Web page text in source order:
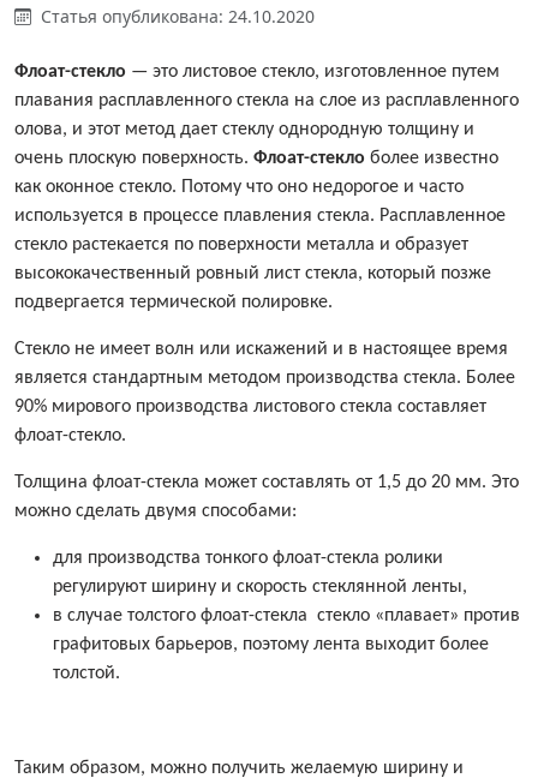
Статья опубликована: 24.10.2020
Флоат-стекло — это листовое стекло, изготовленное путем
плавания расплавленного стекла на слое из расплавленного
олова, и этот метод дает стеклу однородную толщину и
очень плоскую поверхность. Флоат-стекло более известно
как оконное стекло. Потому что оно недорогое и часто
используется в процессе плавления стекла. Расплавленное
стекло растекается по поверхности металла и образует
высококачественный ровный лист стекла, который позже
подвергается термической полировке.
Стекло не имеет волн или искажений и в настоящее время
является стандартным методом производства стекла. Более
90% мирового производства листового стекла составляет
флоат-стекло.
Толщина флоат-стекла может составлять от 1,5 до 20 мм. Это
можно сделать двумя способами:
для производства тонкого флоат-стекла ролики
регулируют ширину и скорость стеклянной ленты,
в случае толстого флоат-стекла стекло «плавает» против
графитовых барьеров, поэтому лента выходит более
толстой.
Таким образом, можно получить желаемую ширину и